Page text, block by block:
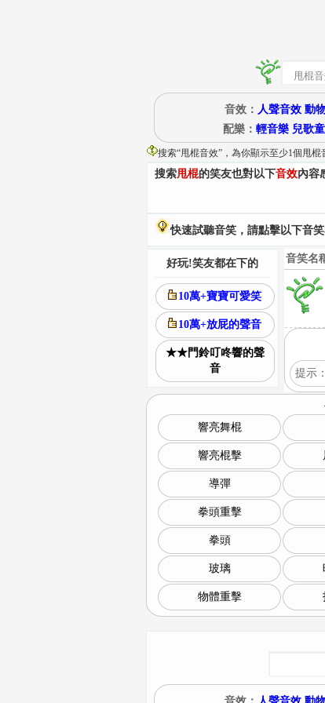
音效： 人聲音效 動
配樂： 輕音樂 兒歌
搜索“甩棍音效”，為你顯示至少1個甩棍
搜索甩棍的笑友也對以下音效內容
快速試聽音笑，請點擊以下音
音笑名
提示
好玩!笑友都在下的
10萬+寶寶可愛笑
10萬+放屁的聲音
★★門鈴叮咚響的聲
音
響亮舞棍
響亮棍擊
導彈
拳頭重擊
拳頭
玻璃
物體重擊